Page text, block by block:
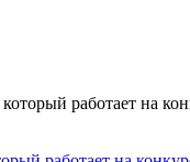
работает на